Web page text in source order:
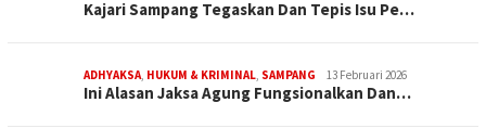
Kajari Sampang Tegaskan Dan Tepis Isu Pe…
ADHYAKSA, HUKUM & KRIMINAL, SAMPANG 13 Februari 2026
Ini Alasan Jaksa Agung Fungsionalkan Dan…